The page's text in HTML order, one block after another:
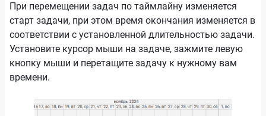
При перемещении задач по таймлайну изменяется
старт задачи, при этом время окончания изменяется в
соответствии с установленной длительностью задачи.
Установите курсор мыши на задаче, зажмите левую
кнопку мыши и перетащите задачу к нужному вам
времени.